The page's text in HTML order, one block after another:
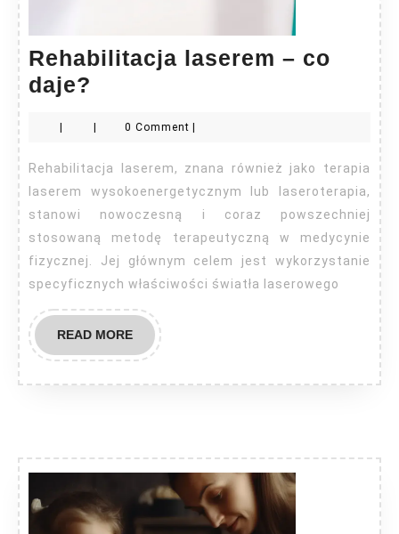
Rehabilitacja laserem – co
daje?
–
co
daje?
| | 0 Comment |
Rehabilitacja laserem, znana również jako terapia
laserem wysokoenergetycznym lub laseroterapia,
stanowi nowoczesną i coraz powszechniej
stosowaną metodę terapeutyczną w medycynie
fizycznej. Jej głównym celem jest wykorzystanie
specyficznych właściwości światła laserowego
READ MOREREAD
MORE